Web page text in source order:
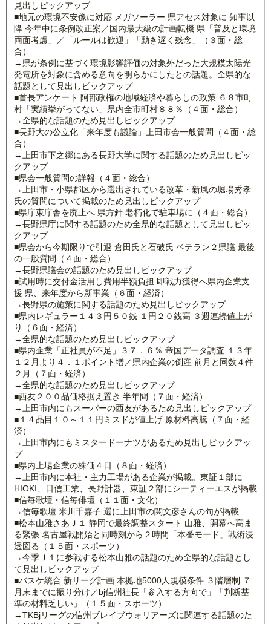
見出しピックアップ
■地元の環境不安像に対応 メガソーラー 県アセス対象に 知事以
降 今年中に条例改正案／国内最大級の計画転機 県「普及と環境
両面考慮」／「ルールは歓迎」「動き遅く残念」（３面・総
合）
→県が条例に基づく環境影響評価の対象外だった大規模太陽光
発電所を対象に含める意向を明らかにしたとの話題。全県的な
話題として見出しピックアップ
■首長アンケート 阿部政権の地域経済や暮らしの政策 ６８市町
村「実績挙がってない」県内全市町村８８％（４面・総合）
→全県的な話題のため見出しピックアップ
■長野大の公立化「来年度も議論」上田市会一般質問（４面・総
合）
→上田市下之郷にある長野大学に関する話題のため見出しピッ
クアップ
■県会一般質問の詳報（４面・総合）
→上田市・小県郡区から選出されている改革・新風の堀場秀孝
氏の質問について掲載のため見出しピックアップ
■県庁東庁舎を廃止へ 県方針 老朽化で駐車場に（４面・総合）
→長野県庁に関する話題のため全県的な話題として見出しピッ
クアップ
■県会から今期限りで引退 倉田氏と石破氏 ベテラン２県議 最後
の一般質問（４面・総合）
→長野県議会の話題のため見出しピックアップ
■試用時に交付金活用し費用半額負担 即戦力獲得へ県内企業支
援 県、来年度から新事業（６面・経済）
→長野県の施策に関する話題のため見出しピックアップ
■県内レギュラー１４３円５０銭 １円２０銭高 ３週連続値上が
り（６面・経済）
→全県的な話題のため見出しピックアップ
■県内企業「正社員が不足」３７．６％ 帝国データ調査 １３年
１２月より４．１ポイント増／県内企業の倒産 前月と同数４件
２月（７面・経済）
→全県的な話題のため見出しピックアップ
■西友２００品価格据え置き 半年間（７面・経済）
→上田市内にもスーパーの西友があるため見出しピックアップ
■１４品目１０～１１円ミスドが値上げ 原材料高騰（７面・経
済）
→上田市内にもミスタードーナツがあるため見出しピックアッ
プ
■県内上場企業の株価４日（８面・経済）
→上田市内に本社・主力工場がある企業が掲載。東証１部に
HIOKI、日信工業、長野計器、東証２部にシーティーエスが掲載
■信毎歌壇・信毎俳壇（１１面・文化）
→信毎歌壇 米川千嘉子 選に上田市の関文彦さんの句が掲載
■松本山雅さあＪ１ 静岡で最終調整スタート 山雅、開幕へ高ま
る緊張 名古屋戦開始と同時刻から２時間「本番モード」戦術浸
透図る（１５面・スポーツ）
→今季Ｊ１に参戦する松本山雅の話題のため全県的な話題とし
て見出しピックアップ
■バスケ統合 新リーグ計画 本拠地5000人規模条件 ３階層制 ７
月末までに振り分け／bj信州社長「参入する方向で」「判断基
準の材料乏しい」（１５面・スポーツ）
→TKBjリーグの信州ブレイブウォリアーズに関連する話題のた